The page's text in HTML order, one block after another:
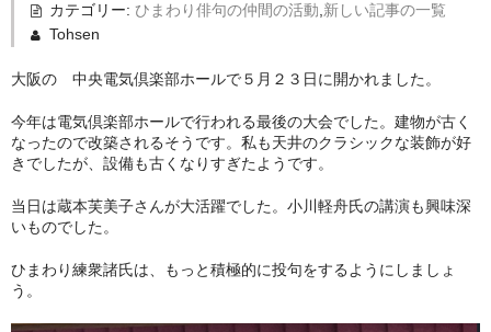
ひまわり誌今月号の俳句
今月みつけた俳句
イベント案内
俳句道場
冬扇の「時空の座」
カテゴリー: ひまわり俳句の仲間の活動,新しい記事の一覧
Tohsen
大阪の 中央電気倶楽部ホールで５月２３日に開かれました。
今年は電気倶楽部ホールで行われる最後の大会でした。建物が古く
なったので改築されるそうです。私も天井のクラシックな装飾が好
きでしたが、設備も古くなりすぎたようです。
当日は蔵本芙美子さんが大活躍でした。小川軽舟氏の講演も興味深
いものでした。
ひまわり練衆諸氏は、もっと積極的に投句をするようにしましょ
う。